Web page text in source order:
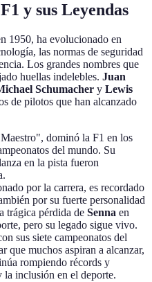
y sus Leyendas
1950, ha evolucionado en
las normas de seguridad
Los grandes nombres que
huellas indelebles. Juan
Schumacher y Lewis
de pilotos que han alcanzado
dominó la F1 en los
del mundo. Su
en la pista fueron
por la carrera, es recordado
por su fuerte personalidad
trágica pérdida de Senna en
pero su legado sigue vivo.
sus siete campeonatos del
que muchos aspiran a alcanzar,
rompiendo récords y
inclusión en el deporte.